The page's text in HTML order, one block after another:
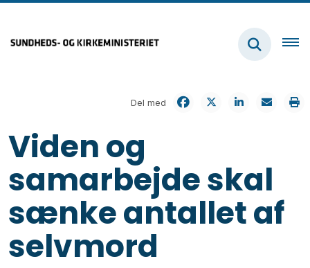
Del med
Viden og
samarbejde skal
sænke antallet af
selvmord